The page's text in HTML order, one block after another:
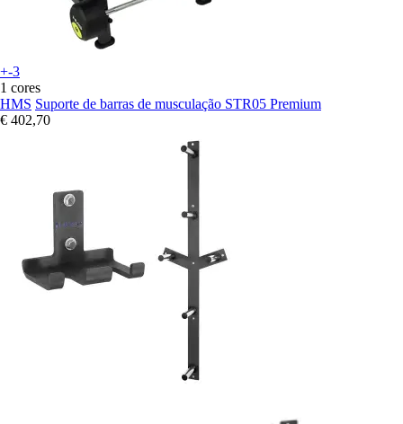
+-3
1 cores
HMS Suporte de barras de musculação STR05 Premium
€ 402,70